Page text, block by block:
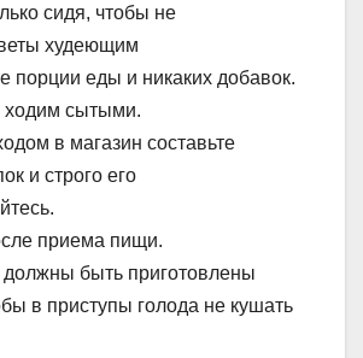
сидя, чтобы не
худеющим
порции еды и никаких добавок.
ходим сытыми.
в магазин составьте
и строго его
приема пищи.
быть приготовлены
в приступы голода не кушать